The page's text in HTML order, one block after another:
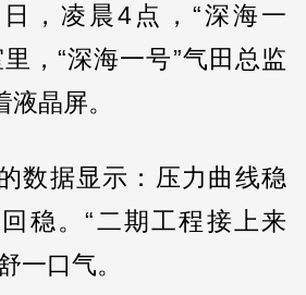
，凌晨4点，“深海一
，“深海一号”气田总监
晶屏。
数据显示：压力曲线稳
稳。“二期工程接上来
一口气。